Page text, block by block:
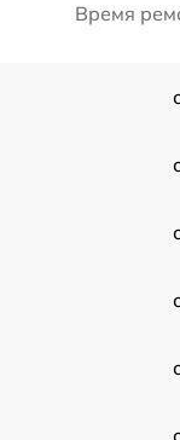
Время